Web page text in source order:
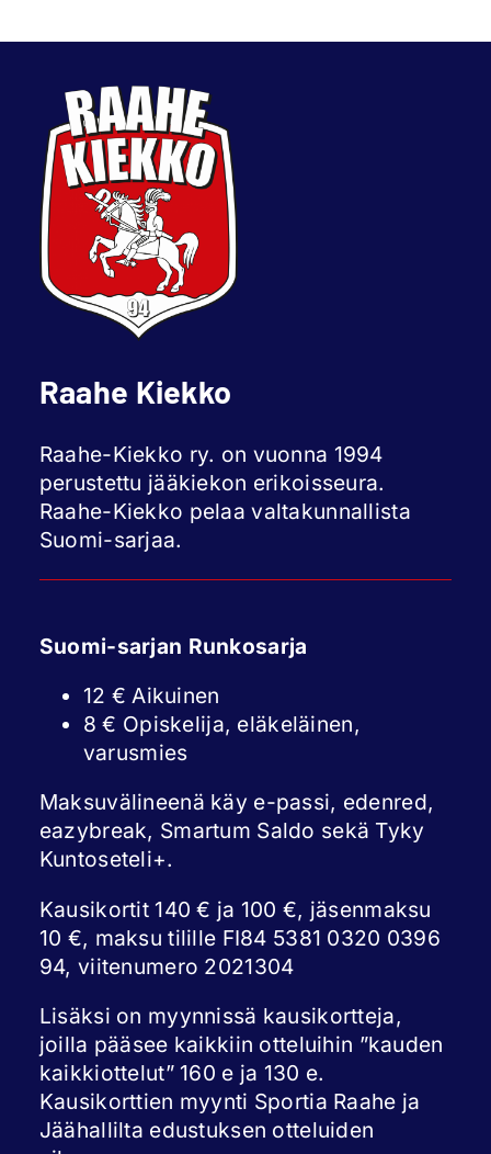
Raahe Kiekko
Raahe-Kiekko ry. on vuonna 1994
perustettu jääkiekon erikoisseura.
Raahe-Kiekko pelaa valtakunnallista
Suomi-sarjaa.
Suomi-sarjan Runkosarja
12 € Aikuinen
8 € Opiskelija, eläkeläinen,
varusmies
Maksuvälineenä käy e-passi, edenred,
eazybreak, Smartum Saldo sekä Tyky
Kuntoseteli+.
Kausikortit 140 € ja 100 €, jäsenmaksu
10 €, maksu tilille FI84 5381 0320 0396
94, viitenumero 2021304
Lisäksi on myynnissä kausikortteja,
joilla pääsee kaikkiin otteluihin ”kauden
kaikkiottelut” 160 e ja 130 e.
Kausikorttien myynti Sportia Raahe ja
Jäähallilta edustuksen otteluiden